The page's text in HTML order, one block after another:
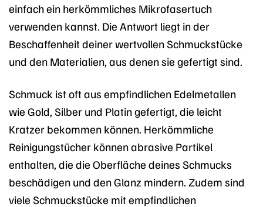
einfach ein herkömmliches Mikrofasertuch
verwenden kannst. Die Antwort liegt in der
Beschaffenheit deiner wertvollen Schmuckstücke
und den Materialien, aus denen sie gefertigt sind.
Schmuck ist oft aus empfindlichen Edelmetallen
wie Gold, Silber und Platin gefertigt, die leicht
Kratzer bekommen können. Herkömmliche
Reinigungstücher können abrasive Partikel
enthalten, die die Oberfläche deines Schmucks
beschädigen und den Glanz mindern. Zudem sind
viele Schmuckstücke mit empfindlichen